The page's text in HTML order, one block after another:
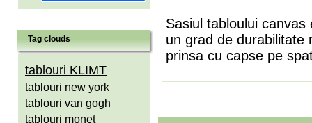
Tag clouds
tablouri KLIMT
tablouri new york
tablouri van gogh
tablouri monet
Sasiul tabloului
un grad de durabilitate
prinsa cu capse pe